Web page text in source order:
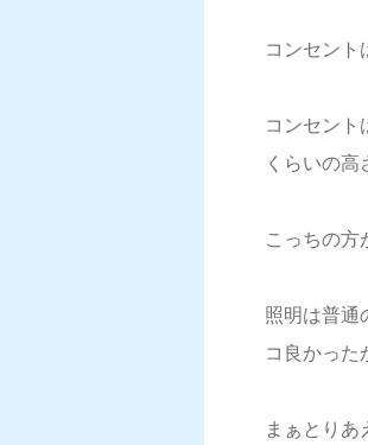
コンセント
コンセント
くらいの高
こっちの方
照明は普通
コ良かった
まぁとりあ